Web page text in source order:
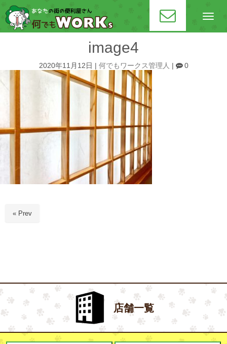
N
v
image4
2020年11月12日 何でもワークス管理人 0
« Prev
店舗一覧